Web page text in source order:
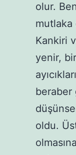
olur.
mutlaka
Kankiri
yenir,
beraber
oldu.